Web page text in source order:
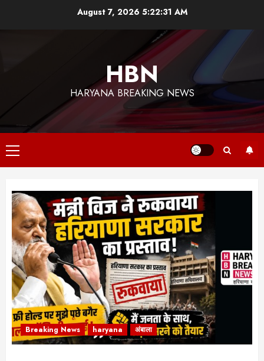
August 7, 2026 5:22:32 AM
HBN
HARYANA BREAKING NEWS
Primary
Menu
Breaking News haryana अंबाला